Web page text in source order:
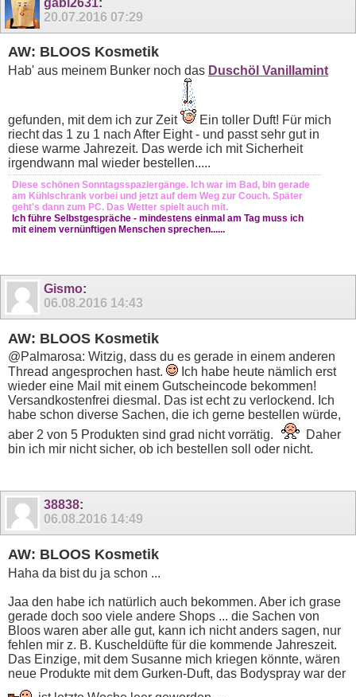
20.07.2016 07:29
AW: BLOOS Kosmetik
Hab' aus meinem Bunker noch das Duschöl Vanillamint
gefunden, mit dem ich zur Zeit
Ein toller Duft! Für mich
riecht das 1 zu 1 nach After Eight - und passt sehr gut in
diese warme Jahrezeit. Das werde ich mit Sicherheit
irgendwann mal wieder bestellen.....
Diese schönen Sonntagsspaziergänge. Ich war im Bad, bin gerade
am Kühlschrank vorbei und jetzt auf dem Weg zur Couch. Später
geht's dann zum PC. Das Wetter spielt auch mit.
Ich führe Selbstgespräche - mindestens einmal am Tag muss ich
mit einem vernünftigen Menschen sprechen......
Gismo:
06.08.2016 14:43
AW: BLOOS Kosmetik
@Palmarosa: Witzig, dass du es gerade in einem anderen
Thread angesprochen hast.
Ich habe heute nämlich erst
wieder eine Mail mit einem Gutscheincode bekommen!
Versandkostenfrei diesmal. Das ist echt zu verlockend. Ich
habe schon diverse Sachen, die ich gerne bestellen würde,
aber 2 von 5 Produkten sind grad nicht vorrätig.
Daher
bin ich mir nicht sicher, ob ich bestellen soll oder nicht.
38838:
06.08.2016 14:49
AW: BLOOS Kosmetik
Haha da bist du ja schon ...
Jaa den habe ich natürlich auch bekommen. Aber ich grase
gerade doch soo viele andere Shops ... die Sachen von
Bloos waren aber alle gut, kann ich nicht anders sagen, nur
fehlen mir z. B. Kuscheldüfte für die kommende Jahreszeit.
Das Einzige, mit dem Susanne mich kriegen könnte, wären
neue Produkte mit dem Gurken-Duft, das Bodyspray war der